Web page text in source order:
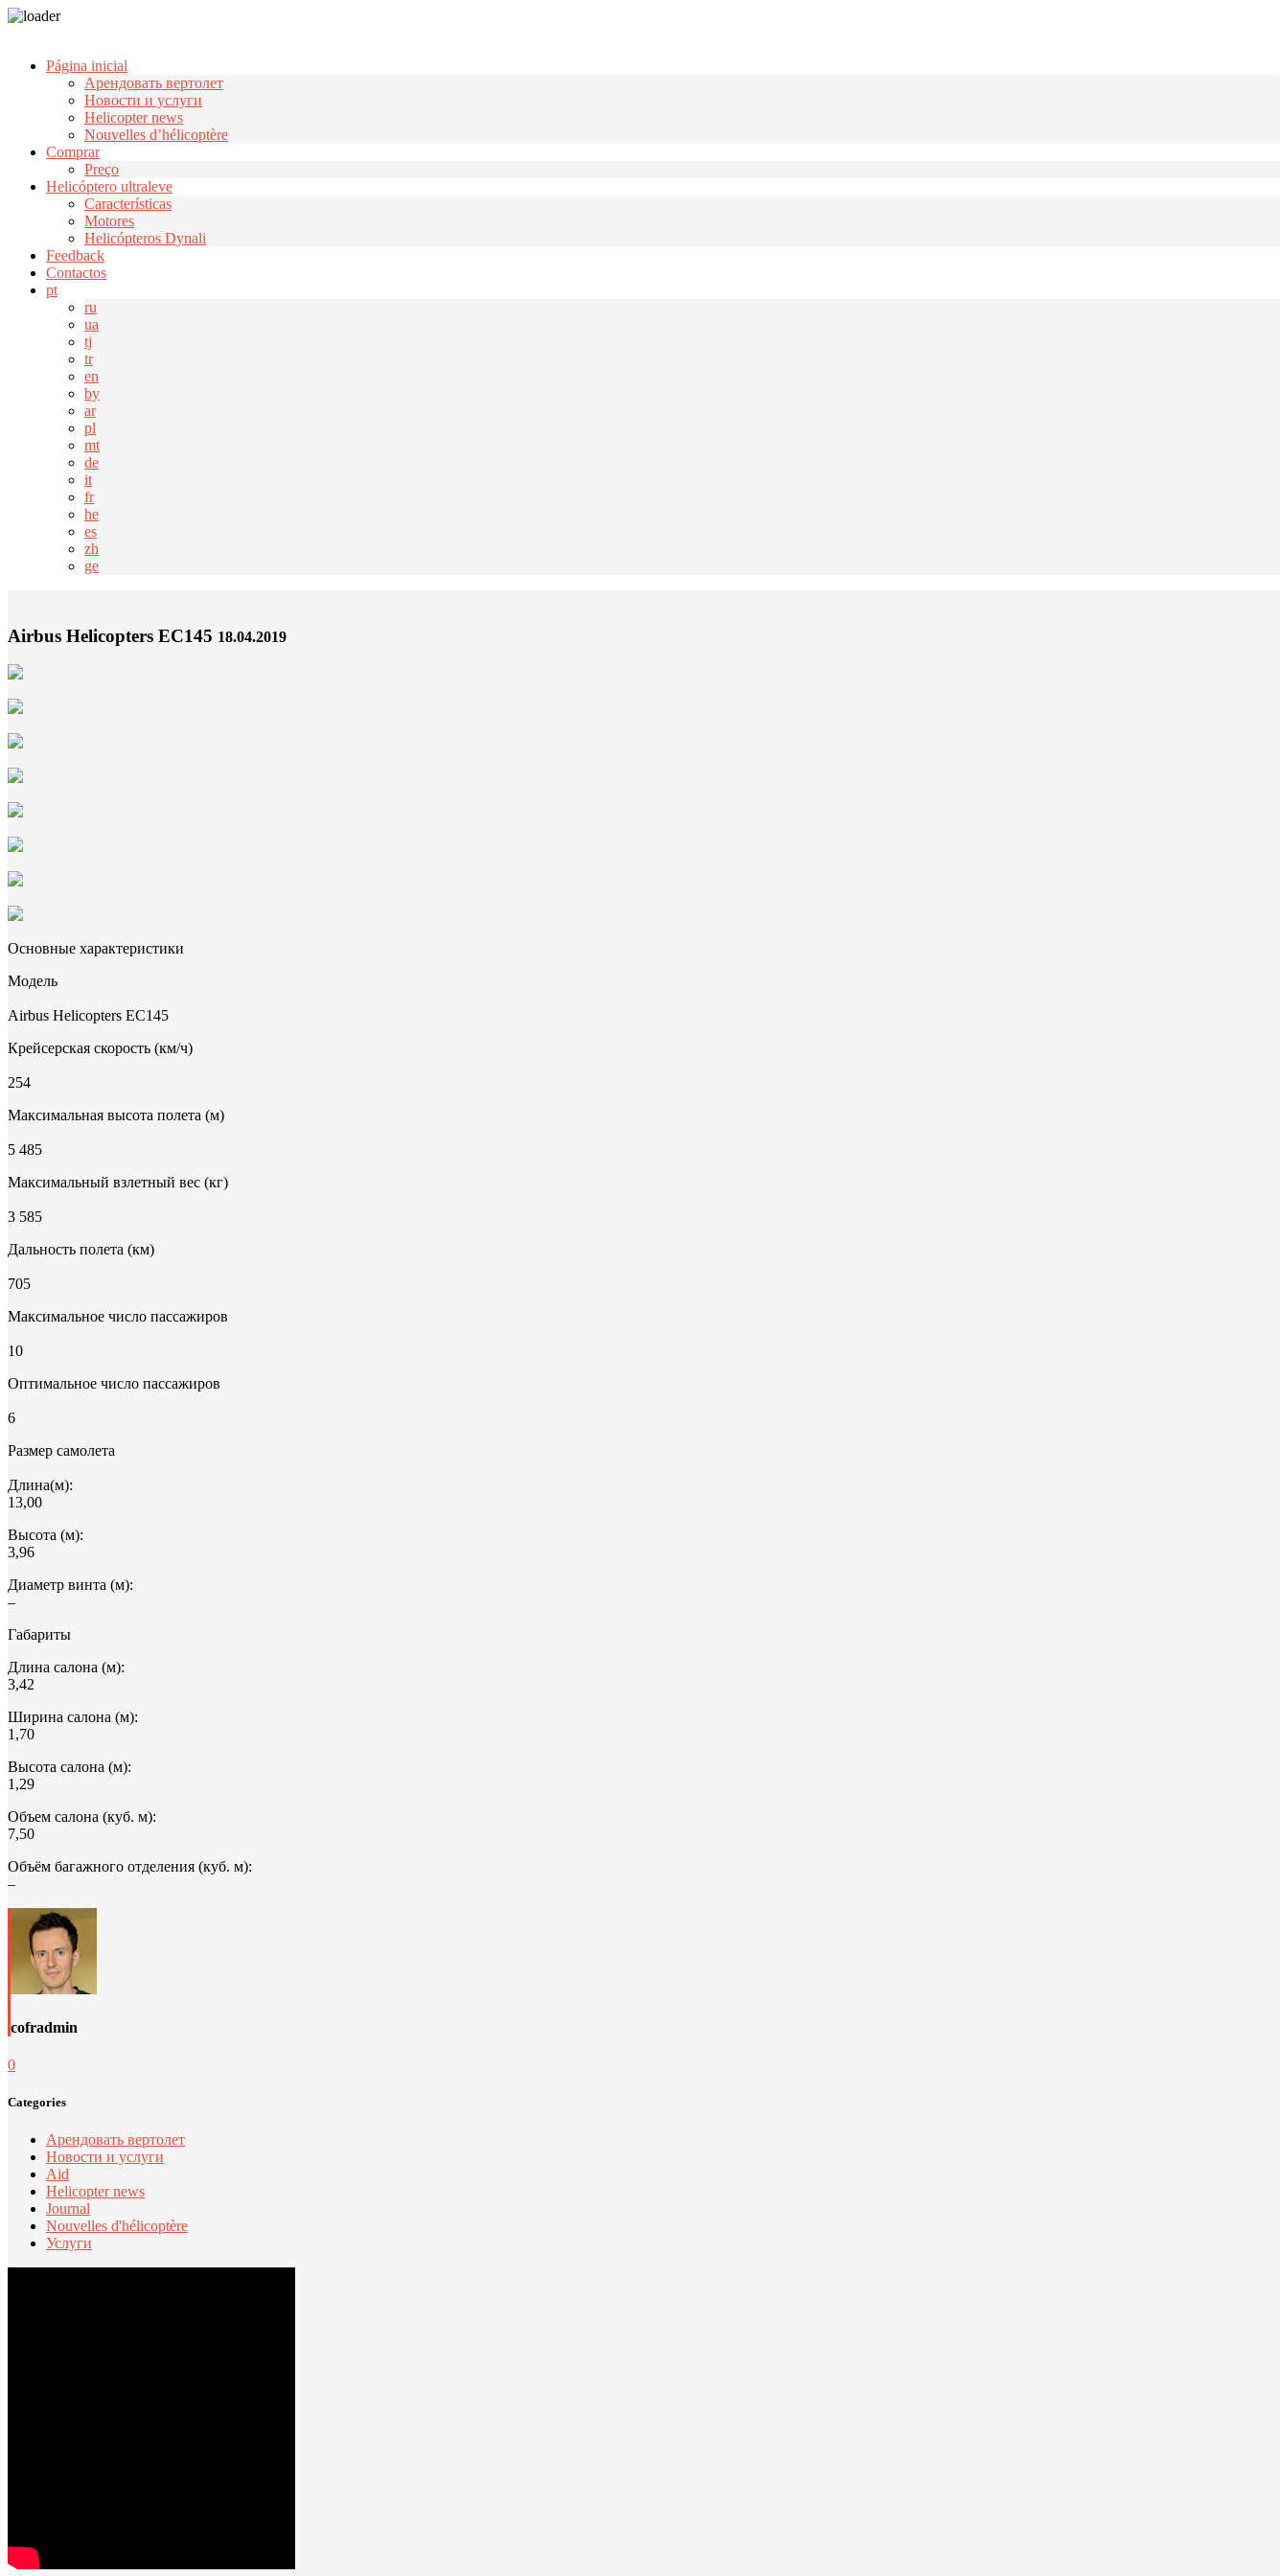
Página inicial
Арендовать вертолет
Новости и услуги
Helicopter news
Nouvelles d’hélicoptère
Comprar
Preço
Helicóptero ultraleve
Características
Motores
Helicópteros Dynali
Feedback
Contactos
pt
ru
ua
tj
tr
en
by
ar
pl
mt
de
it
fr
he
es
zh
ge
Airbus Helicopters EC145 18.04.2019
Основные характеристики
Модель
Airbus Helicopters EC145
Крейсерская скорость (км/ч)
254
Максимальная высота полета (м)
5 485
Максимальный взлетный вес (кг)
3 585
Дальность полета (км)
705
Максимальное число пассажиров
10
Оптимальное число пассажиров
6
Размер самолета
Длина(м):
13,00
Высота (м):
3,96
Диаметр винта (м):
–
Габариты
Длина салона (м):
3,42
Ширина салона (м):
1,70
Высота салона (м):
1,29
Объем салона (куб. м):
7,50
Объём багажного отделения (куб. м):
–
cofradmin
0
Categories
Арендовать вертолет
Новости и услуги
Aid
Helicopter news
Journal
Nouvelles d'hélicoptère
Услуги